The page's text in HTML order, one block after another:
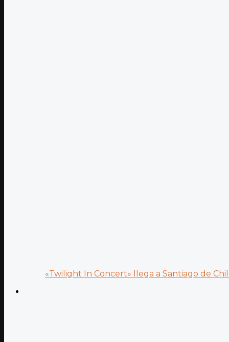
«Twilight In Concert» llega a Santiago de